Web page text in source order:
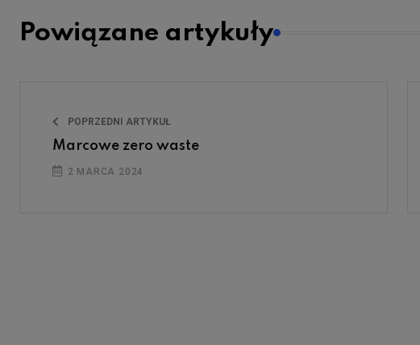
Powiązane artykuły
POPRZEDNI ARTYKUŁ
Marcowe zero waste
2 MARCA 2024